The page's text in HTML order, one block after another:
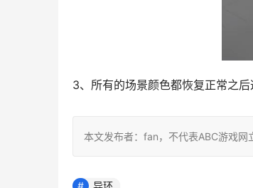
3、所有的场景颜色都恢复正常之
本文发布者：fan，不代表ABC游戏网